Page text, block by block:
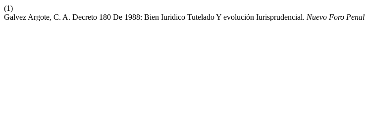
(1)
Galvez Argote, C. A. Decreto 180 De 1988: Bien Iuridico Tutelado Y evolución Iurisprudencial. Nuevo Foro Penal